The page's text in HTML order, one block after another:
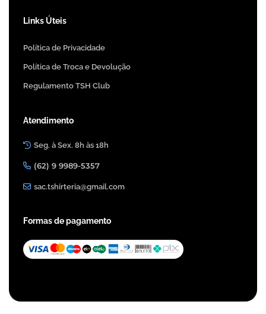
Links Úteis
Política de Privacidade
Política de Troca e Devolução
Regulamento TSH Club
Atendimento
Seg. à Sex. 8h às 18h
(62) 9 9989-5357
sac.tshirteria@gmail.com
Formas de pagamento